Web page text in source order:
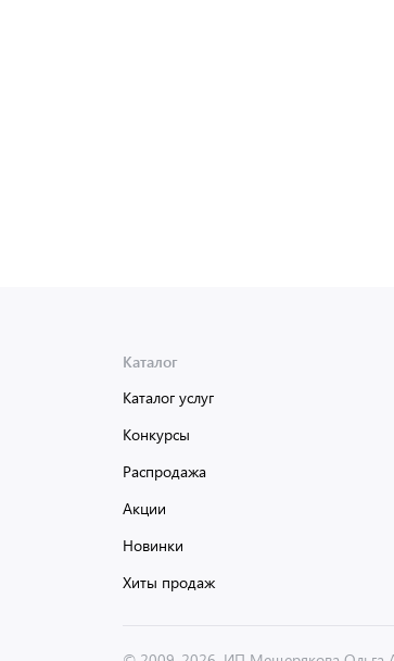
Каталог
Каталог услуг
Конкурсы
Распродажа
Акции
Новинки
Хиты продаж